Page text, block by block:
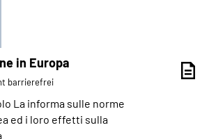
in Europa
barrierefrei
La informa sulle norme
ed i loro effetti sulla